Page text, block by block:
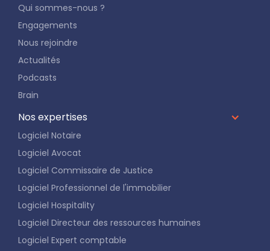
Qui sommes-nous ?
Engagements
Nous rejoindre
Actualités
Podcasts
Brain
Nos expertises
Logiciel Notaire
Logiciel Avocat
Logiciel Commissaire de Justice
Logiciel Professionnel de l'immobilier
Logiciel Hospitality
Logiciel Directeur des ressources humaines
Logiciel Expert comptable